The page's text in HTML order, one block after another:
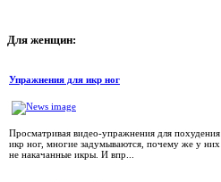
Для женщин:
Упражнения для икр ног
Просматривая видео-упражнения для похудения
икр ног, многие задумываются, почему же у них
не накачанные икры. И впр...